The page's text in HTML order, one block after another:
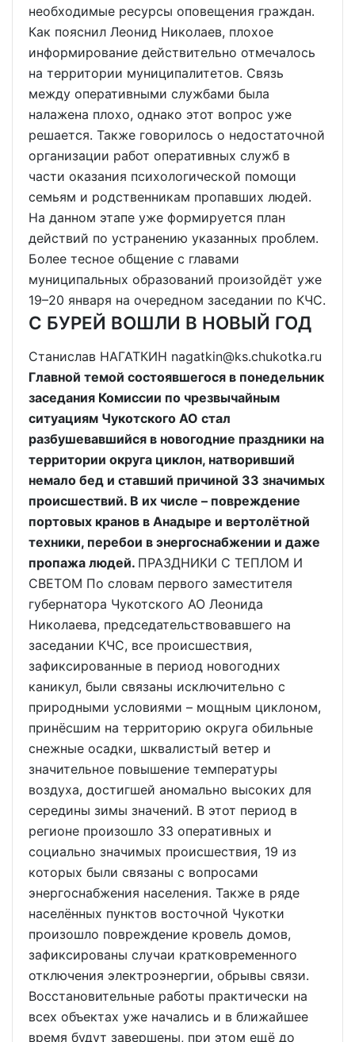
необходимые ресурсы оповещения граждан.
Как пояснил Леонид Николаев, плохое
информирование действительно отмечалось
на территории муниципалитетов. Связь
между оперативными службами была
налажена плохо, однако этот вопрос уже
решается. Также говорилось о недостаточной
организации работ оперативных служб в
части оказания психологической помощи
семьям и родственникам пропавших людей.
На данном этапе уже формируется план
действий по устранению указанных проблем.
Более тесное общение с главами
муниципальных образований произойдёт уже
19–20 января на очередном заседании по КЧС.
С БУРЕЙ ВОШЛИ В НОВЫЙ ГОД
Станислав НАГАТКИН nagatkin@ks.chukotka.ru
Главной темой состоявшегося в понедельник
заседания Комиссии по чрезвычайным
ситуациям Чукотского АО стал
разбушевавшийся в новогодние праздники на
территории округа циклон, натворивший
немало бед и ставший причиной 33 значимых
происшествий. В их числе – повреждение
портовых кранов в Анадыре и вертолётной
техники, перебои в энергоснабжении и даже
пропажа людей. ПРАЗДНИКИ С ТЕПЛОМ И
СВЕТОМ По словам первого заместителя
губернатора Чукотского АО Леонида
Николаева, председательствовавшего на
заседании КЧС, все происшествия,
зафиксированные в период новогодних
каникул, были связаны исключительно с
природными условиями – мощным циклоном,
принёсшим на территорию округа обильные
снежные осадки, шквалистый ветер и
значительное повышение температуры
воздуха, достигшей аномально высоких для
середины зимы значений. В этот период в
регионе произошло 33 оперативных и
социально значимых происшествия, 19 из
которых были связаны с вопросами
энергоснабжения населения. Также в ряде
населённых пунктов восточной Чукотки
произошло повреждение кровель домов,
зафиксированы случаи кратковременного
отключения электроэнергии, обрывы связи.
Восстановительные работы практически на
всех объектах уже начались и в ближайшее
время будут завершены, при этом ещё до